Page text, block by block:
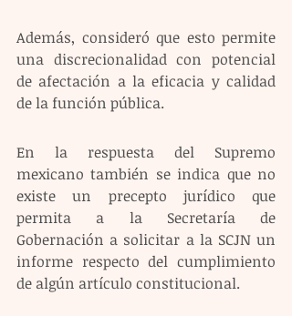
Además, consideró que esto permite
una discrecionalidad con potencial
de afectación a la eficacia y calidad
de la función pública.
En la respuesta del Supremo
mexicano también se indica que no
existe un precepto jurídico que
permita a la Secretaría de
Gobernación a solicitar a la SCJN un
informe respecto del cumplimiento
de algún artículo constitucional.